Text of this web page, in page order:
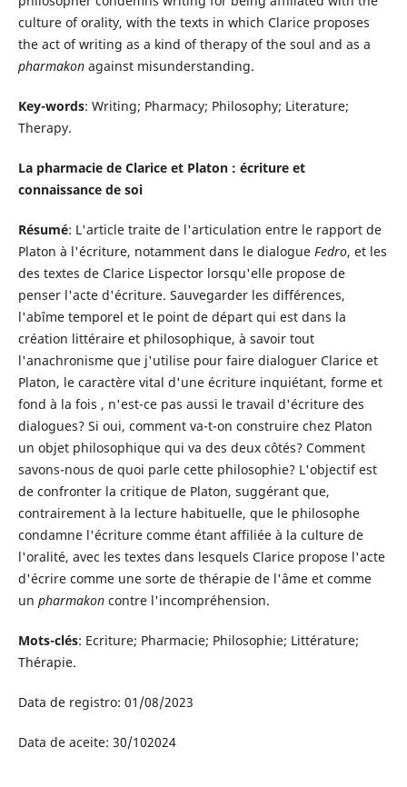
culture of orality, with the texts in which Clarice proposes
the act of writing as a kind of therapy of the soul and as a
pharmakonagainst misunderstanding.
Key-words: Writing; Pharmacy; Philosophy; Literature;
Therapy.
La pharmacie de Clarice et Platon : écriture et
connaissance de soi
Résumé: L'article traite de l'articulation entre le rapport de
Platon à l'écriture, notamment dans le dialogue Fedro, et les
des textes de Clarice Lispector lorsqu'elle propose de
penser l'acte d'écriture. Sauvegarder les différences,
l'abîme temporel et le point de départ qui est dans la
création littéraire et philosophique, à savoir tout
l'anachronisme que j'utilise pour faire dialoguer Clarice et
Platon, le caractère vital d'une écriture inquiétant, forme et
fond à la fois , n'est-ce pas aussi le travail d'écriture des
dialogues? Si oui, comment va-t-on construire chez Platon
un objet philosophique qui va des deux côtés? Comment
savons-nous de quoi parle cette philosophie? L'objectif est
de confronter la critique de Platon, suggérant que,
contrairement à la lecture habituelle, que le philosophe
condamne l'écriture comme étant affiliée à la culture de
l'oralité, avec les textes dans lesquels Clarice propose l'acte
d'écrire comme une sorte de thérapie de l'âme et comme
un pharmakoncontre l'incompréhension.
Mots-clés: Ecriture; Pharmacie; Philosophie; Littérature;
Thérapie.
Data de registro: 01/08/2023
Data de aceite: 30/102024